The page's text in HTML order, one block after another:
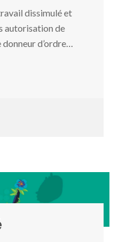
dissimulé et
autorisation de
d’ordre…